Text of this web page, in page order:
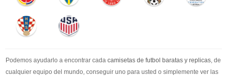
Podemos ayudarlo a encontrar cada camisetas de futbol baratas y replicas, de
cualquier equipo del mundo, conseguir uno para usted o simplemente ver las